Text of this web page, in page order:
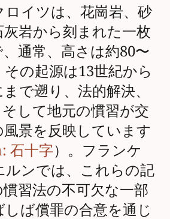
イツは、花崗岩、砂
岩から刻まれた一枚
通常、高さは約80〜
の起源は13世紀から
で遡り、法的解決、
して地元の慣習が交
景を反映しています
石十字）。フランケ
ルンでは、これらの記
習法の不可欠な一部
ば償罪の合意を通じ